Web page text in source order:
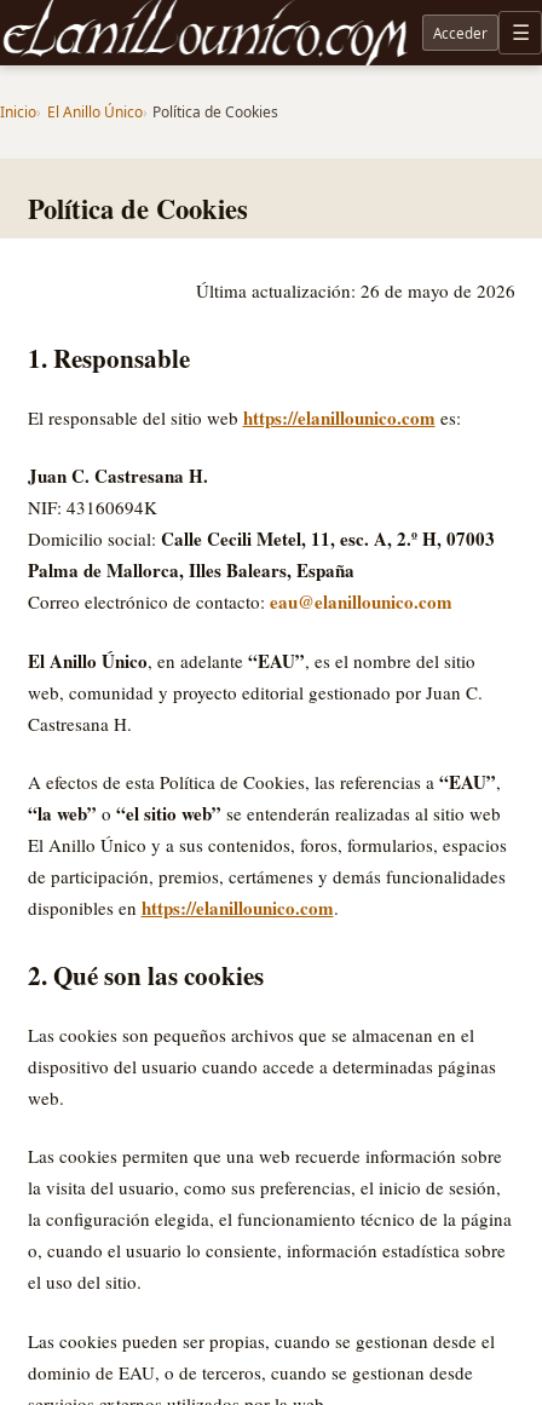
Noticias sobre Tolkien: El Señor de los Anillos, Los Anillos de Poder, La Caza de Gollum, la
Acceder
Inicio El Anillo Único Política de Cookies
Política de Cookies
Última actualización: 26 de mayo de 2026
1. Responsable
El responsable del sitio web https://elanillounico.com es:
Juan C. Castresana H.
NIF: 43160694K
Domicilio social: Calle Cecili Metel, 11, esc. A, 2.º H, 07003
Palma de Mallorca, Illes Balears, España
Correo electrónico de contacto: eau@elanillounico.com
El Anillo Único, en adelante “EAU”, es el nombre del sitio
web, comunidad y proyecto editorial gestionado por Juan C.
Castresana H.
A efectos de esta Política de Cookies, las referencias a “EAU”,
“la web” o “el sitio web” se entenderán realizadas al sitio web
El Anillo Único y a sus contenidos, foros, formularios, espacios
de participación, premios, certámenes y demás funcionalidades
disponibles en https://elanillounico.com.
2. Qué son las cookies
Las cookies son pequeños archivos que se almacenan en el
dispositivo del usuario cuando accede a determinadas páginas
web.
Las cookies permiten que una web recuerde información sobre
la visita del usuario, como sus preferencias, el inicio de sesión,
la configuración elegida, el funcionamiento técnico de la página
o, cuando el usuario lo consiente, información estadística sobre
el uso del sitio.
Las cookies pueden ser propias, cuando se gestionan desde el
dominio de EAU, o de terceros, cuando se gestionan desde